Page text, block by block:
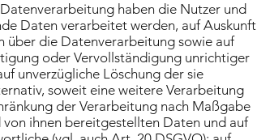
haben die Nutzer und
Daten verarbeitet werden, auf Auskunft
über die Datenverarbeitung sowie auf
oder Vervollständigung unrichtiger
unverzügliche Löschung der sie
soweit eine weitere Verarbeitung
der Verarbeitung nach Maßgabe
ihnen bereitgestellten Daten und auf